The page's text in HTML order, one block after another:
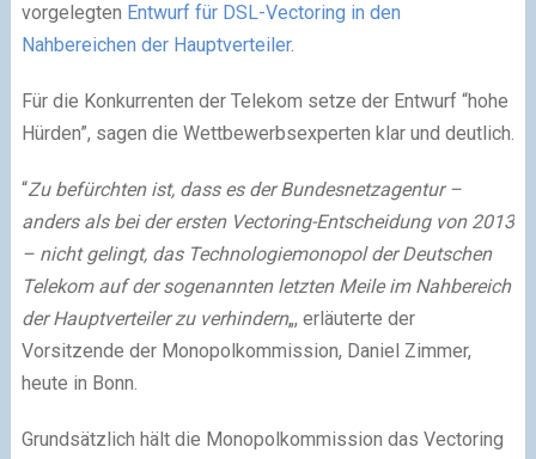
vorgelegten Entwurf für DSL-Vectoring in den
Nahbereichen der Hauptverteiler.
Für die Konkurrenten der Telekom setze der Entwurf “hohe
Hürden”, sagen die Wettbewerbsexperten klar und deutlich.
“Zu befürchten ist, dass es der Bundesnetzagentur –
anders als bei der ersten Vectoring-Entscheidung von 2013
– nicht gelingt, das Technologiemonopol der Deutschen
Telekom auf der sogenannten letzten Meile im Nahbereich
der Hauptverteiler zu verhindern„, erläuterte der
Vorsitzende der Monopolkommission, Daniel Zimmer,
heute in Bonn.
Grundsätzlich hält die Monopolkommission das Vectoring